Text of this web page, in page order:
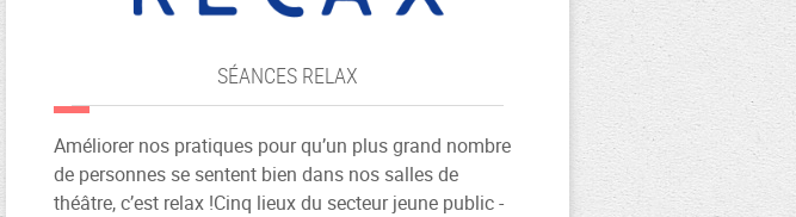
SÉANCES RELAX
Améliorer nos pratiques pour qu’un plus grand nombre
de personnes se sentent bien dans nos salles de
théâtre, c’est relax !Cinq lieux du secteur jeune public -